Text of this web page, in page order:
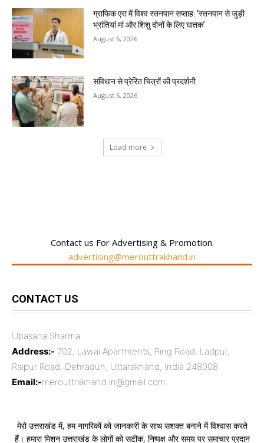
ग्राफिक एरा में विश्व स्तनपान सप्ताह: ‘स्तनपान से जुड़ी
भ्रांतियां मां और शिशु दोनों के लिए घातक’
August 6, 2026
संविधान से प्रेरित चित्रों की प्रदर्शनी
August 6, 2026
Load more
Contact us For Advertising & Promotion.
advertising@merouttrakhand.in
CONTACT US
Upasana Sharma
Address:- 702, Lawai Apartments, Ring Road, Ladpur,
Raipur Road, Dehradun, Uttarakhand, India 248008
Email:-merouttrakhand.in@gmail.com
मेरो उत्तराखंड में, हम नागरिकों को जानकारी के साथ सशक्त बनाने में विश्वास करते
हैं। हमारा मिशन उत्तराखंड के लोगों को सटीक, निष्पक्ष और समय पर समाचार प्रदान